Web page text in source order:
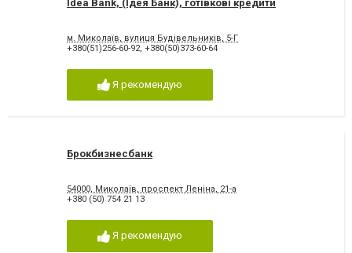
Idea Bank, (Ідея Банк), готівкові кредити
м. Миколаїв, вулиця Будівельників, 5-Г
+380(51)256-60-92, +380(50)373-60-64
Я рекомендую
Брокбизнесбанк
54000, Миколаїв, проспект Леніна, 21-а
+380 (50) 754 21 13
Я рекомендую